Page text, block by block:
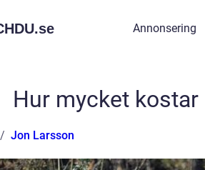
se Annonsering
Hur mycket
Jon Larsson